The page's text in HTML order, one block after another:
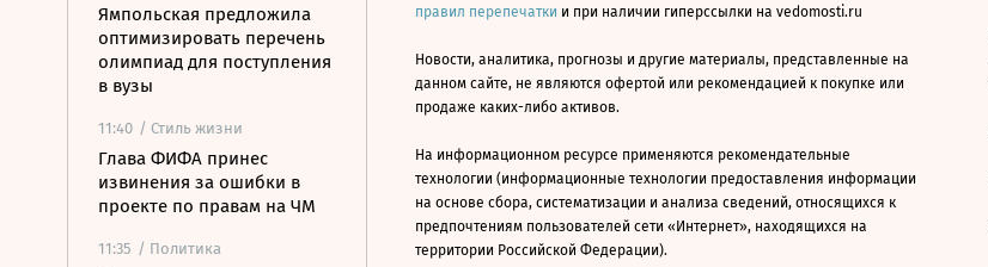
Ямпольская предложила
оптимизировать перечень
олимпиад для поступления
в вузы
11:40 / Стиль жизни
Глава ФИФА принес
извинения за ошибки в
проекте по правам на ЧМ
11:35 / Политика
правил перепечатки и при наличии гиперссылки на vedomosti.ru
Новости, аналитика, прогнозы и другие материалы, представленные на
данном сайте, не являются офертой или рекомендацией к покупке или
продаже каких-либо активов.
На информационном ресурсе применяются рекомендательные
технологии (информационные технологии предоставления информации
на основе сбора, систематизации и анализа сведений, относящихся к
предпочтениям пользователей сети «Интернет», находящихся на
территории Российской Федерации).